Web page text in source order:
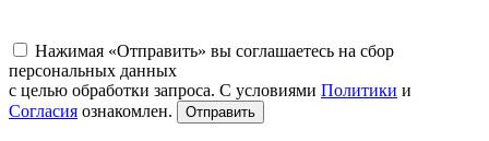
Нажимая «Отправить» вы соглашаетесь на сбор
персональных данных
с целью обработки запроса. С условиями Политики и
Согласия ознакомлен.